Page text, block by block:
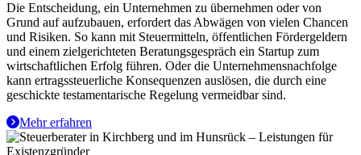
Die Entscheidung, ein Unternehmen zu übernehmen oder von
Grund auf aufzubauen, erfordert das Abwägen von vielen Chancen
und Risiken. So kann mit Steuermitteln, öffentlichen Fördergeldern
und einem zielgerichteten Beratungsgespräch ein Startup zum
wirtschaftlichen Erfolg führen. Oder die Unternehmensnachfolge
kann ertragssteuerliche Konsequenzen auslösen, die durch eine
geschickte testamentarische Regelung vermeidbar sind.
Mehr erfahren